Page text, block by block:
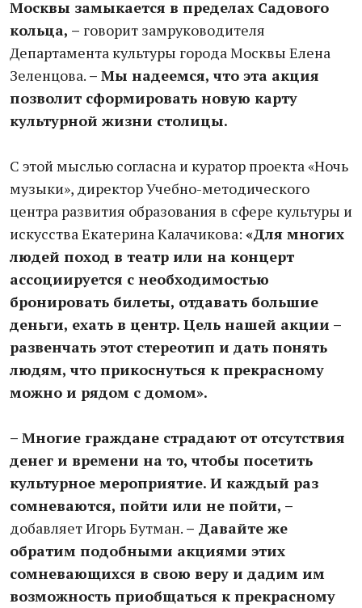
Москвы замыкается в пределах Садового
кольца, – говорит замруководителя
Департамента культуры города Москвы Елена
Зеленцова. – Мы надеемся, что эта акция
позволит сформировать новую карту
культурной жизни столицы.
С этой мыслью согласна и куратор проекта «Ночь
музыки», директор Учебно-методического
центра развития образования в сфере культуры и
искусства Екатерина Калачикова: «Для многих
людей поход в театр или на концерт
ассоциируется с необходимостью
бронировать билеты, отдавать большие
деньги, ехать в центр. Цель нашей акции –
развенчать этот стереотип и дать понять
людям, что прикоснуться к прекрасному
можно и рядом с домом».
– Многие граждане страдают от отсутствия
денег и времени на то, чтобы посетить
культурное мероприятие. И каждый раз
сомневаются, пойти или не пойти, –
добавляет Игорь Бутман. – Давайте же
обратим подобными акциями этих
сомневающихся в свою веру и дадим им
возможность приобщаться к прекрасному